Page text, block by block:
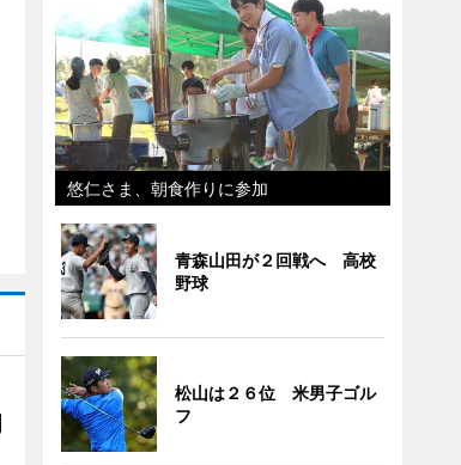
悠仁さま、朝食作りに参加
青森山田が２回戦へ 高校
野球
松山は２６位 米男子ゴル
フ